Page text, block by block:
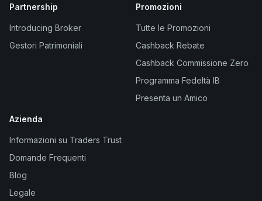
Partnership
Introducing Broker
Gestori Patrimoniali
Promozioni
Tutte le Promozioni
Cashback Rebate
Cashback Commissione Zero
Programma Fedeltà IB
Presenta un Amico
Azienda
Informazioni su Traders Trust
Domande Frequenti
Blog
Legale